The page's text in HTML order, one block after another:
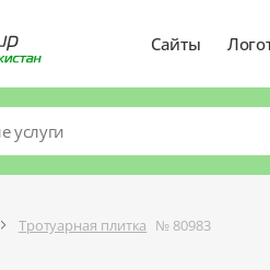
Сайты
Тротуарная плитка № 80983